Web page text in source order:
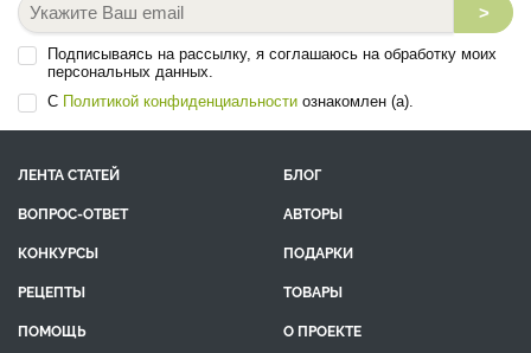
>
Подписываясь на рассылку, я соглашаюсь на обработку моих
персональных данных.
С Политикой конфиденциальности ознакомлен (а).
ЛЕНТА СТАТЕЙ
БЛОГ
ВОПРОС-ОТВЕТ
АВТОРЫ
КОНКУРСЫ
ПОДАРКИ
РЕЦЕПТЫ
ТОВАРЫ
ПОМОЩЬ
О ПРОЕКТЕ